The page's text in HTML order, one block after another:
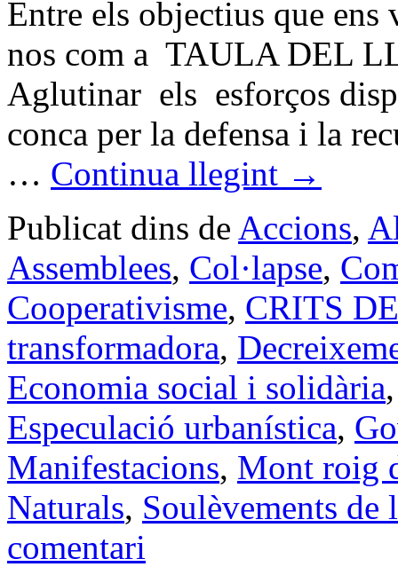
Entre els objectius que
nos com a TAULA DEL
Aglutinar els esforços
conca per la defensa i la
… Continua llegint →
Publicat dins de Accions,
Assemblees, Col·lapse,
Cooperativisme, CRITS
transformadora,
Economia social i solidària
Especulació urbanística,
Manifestacions, Mont roig
Naturals, Soulèvements de
comentari